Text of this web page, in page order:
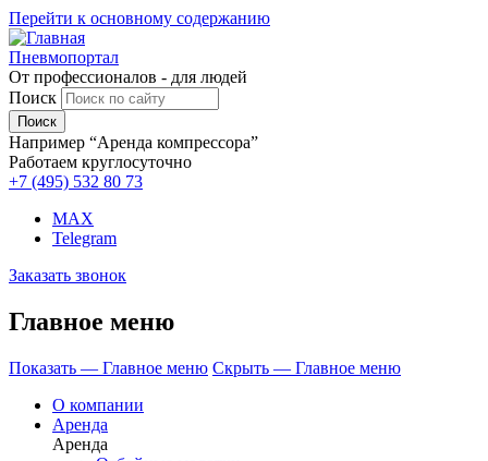
Перейти к основному содержанию
Пневмопортал
От профессионалов - для людей
Поиск
Например “Аренда компрессора”
Работаем круглосуточно
+7 (495) 532 80 73
MAX
Telegram
Заказать звонок
Главное меню
Показать — Главное меню Скрыть — Главное меню
О компании
Аренда
Аренда